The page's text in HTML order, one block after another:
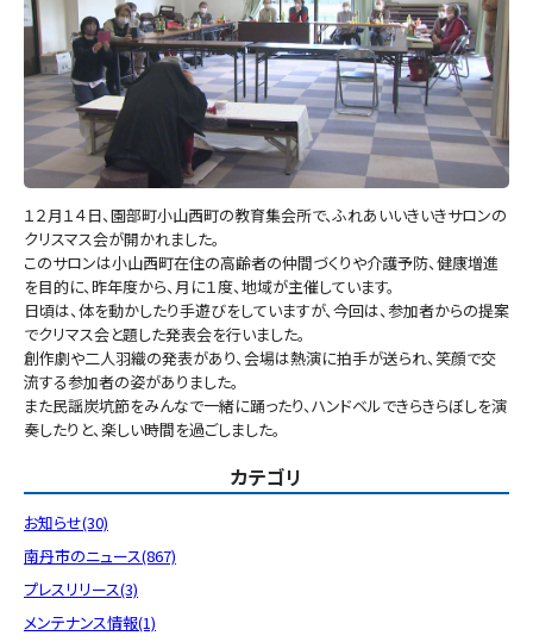
１２月１４日、園部町小山西町の教育集会所で、ふれあいいきいきサロンの
クリスマス会が開かれました。
このサロンは小山西町在住の高齢者の仲間づくりや介護予防、健康増進
を目的に、昨年度から、月に１度、地域が主催しています。
日頃は、体を動かしたり手遊びをしていますが、今回は、参加者からの提案
でクリマス会と題した発表会を行いました。
創作劇や二人羽織の発表があり、会場は熱演に拍手が送られ、笑顔で交
流する参加者の姿がありました。
また民謡炭坑節をみんなで一緒に踊ったり、ハンドベルできらきらぼしを演
奏したりと、楽しい時間を過ごしました。
カテゴリ
お知らせ(30)
南丹市のニュース(867)
プレスリリース(3)
メンテナンス情報(1)